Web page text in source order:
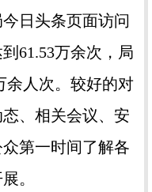
日头条页面访问
61.53万余次，局
余人次。较好的对
、相关会议、安
第一时间了解各
。